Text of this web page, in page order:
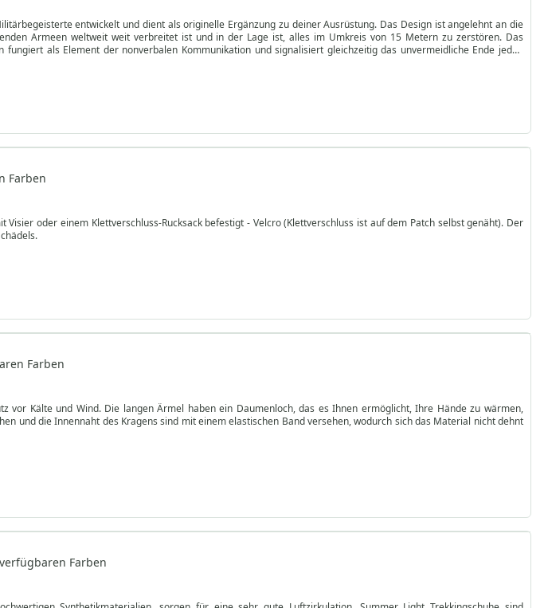
entwickelt und dient als originelle Ergänzung zu deiner Ausrüstung. Das Design ist angelehnt an die
Armeen weltweit weit verbreitet ist und in der Lage ist, alles im Umkreis von 15 Metern zu zerstören. Das
als Element der nonverbalen Kommunikation und signalisiert gleichzeitig das unvermeidliche Ende jeden
Farben
Visier oder einem Klettverschluss-Rucksack befestigt - Velcro (Klettverschluss ist auf dem Patch selbst genäht). Der
Farben
vor Kälte und Wind. Die langen Ärmel haben ein Daumenloch, das es Ihnen ermöglicht, Ihre Hände zu wärmen,
und die Innennaht des Kragens sind mit einem elastischen Band versehen, wodurch sich das Material nicht dehnt
Farben